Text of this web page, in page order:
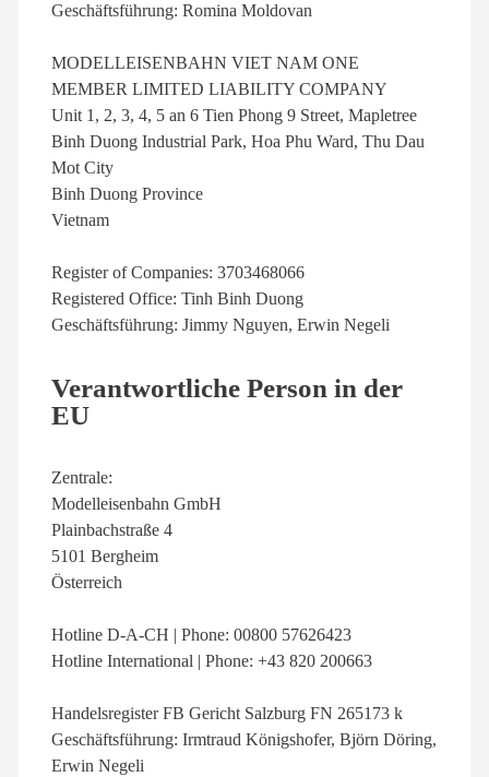
Geschäftsführung: Romina Moldovan
MODELLEISENBAHN VIET NAM ONE
MEMBER LIMITED LIABILITY COMPANY
Unit 1, 2, 3, 4, 5 an 6 Tien Phong 9 Street, Mapletree
Binh Duong Industrial Park, Hoa Phu Ward, Thu Dau
Mot City
Binh Duong Province
Vietnam
Register of Companies: 3703468066
Registered Office: Tinh Binh Duong
Geschäftsführung: Jimmy Nguyen, Erwin Negeli
Verantwortliche Person in der
EU
Zentrale:
Modelleisenbahn GmbH
Plainbachstraße 4
5101 Bergheim
Österreich
Hotline D-A-CH | Phone: 00800 57626423
Hotline International | Phone: +43 820 200663
Handelsregister FB Gericht Salzburg FN 265173 k
Geschäftsführung: Irmtraud Königshofer, Björn Döring,
Erwin Negeli